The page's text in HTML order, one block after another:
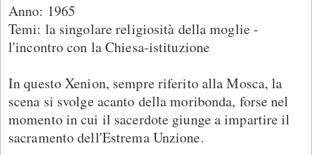
Anno: 1965
Temi: la singolare religiosità della moglie -
l'incontro con la Chiesa-istituzione
In questo Xenion, sempre riferito alla Mosca, la
scena si svolge acanto della moribonda, forse nel
momento in cui il sacerdote giunge a impartire il
sacramento dell'Estrema Unzione.